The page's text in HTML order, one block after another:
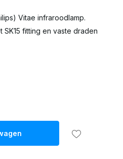
Vitae infraroodlamp.
fitting en vaste draden